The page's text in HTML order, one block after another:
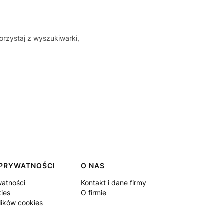
z wyszukiwarki,
cookies
O NAS
Kontakt i dane firmy
O firmie